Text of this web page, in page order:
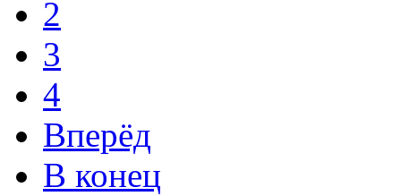
2
3
4
Вперёд
В конец